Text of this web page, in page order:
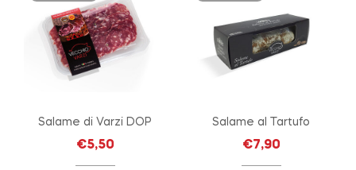
Salame di Varzi DOP
€5,50
Salame al Tartufo
€7,90